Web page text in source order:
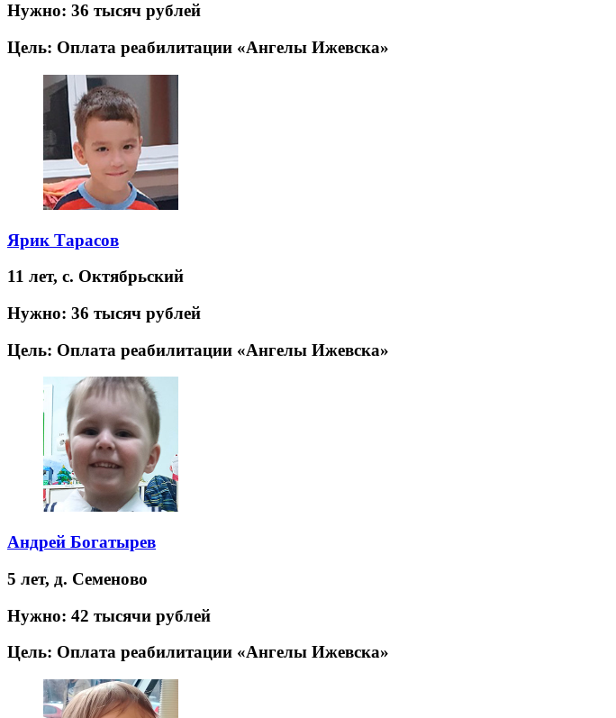
Нужно: 36 тысяч рублей
Цель: Оплата реабилитации «Ангелы Ижевска»
Ярик Тарасов
11 лет, с. Октябрьский
Нужно: 36 тысяч рублей
Цель: Оплата реабилитации «Ангелы Ижевска»
Андрей Богатырев
5 лет, д. Семеново
Нужно: 42 тысячи рублей
Цель: Оплата реабилитации «Ангелы Ижевска»